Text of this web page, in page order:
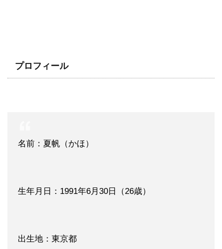
プロフィール
名前：夏帆（かほ）
生年月日：1991年6月30日（26歳）
出生地：東京都